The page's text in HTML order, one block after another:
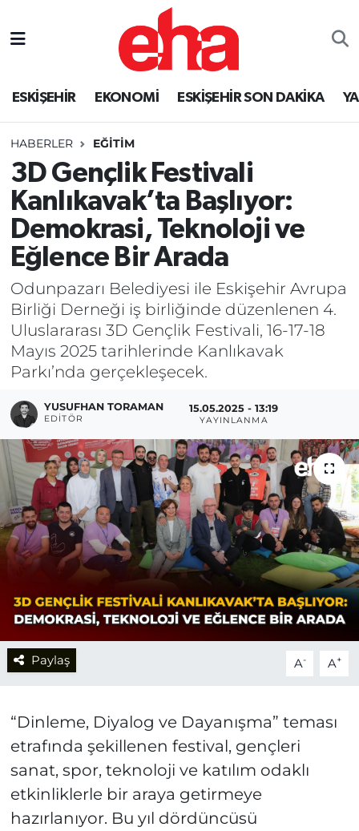
ESKİŞEHİR EKONOMİ ESKİŞEHİR SON DAKİKA
HABERLER EĞİTİM
3D Gençlik Festivali
Kanlıkavak’ta Başlıyor:
Demokrasi, Teknoloji ve
Eğlence Bir Arada
Odunpazarı Belediyesi ile Eskişehir Avrupa
Birliği Derneği iş birliğinde düzenlenen 4.
Uluslararası 3D Gençlik Festivali, 16-17-18
Mayıs 2025 tarihlerinde Kanlıkavak
Parkı’nda gerçekleşecek.
YUSUFHAN TORAMAN
EDITÖR
15.05.2025 - 13:19
YAYINLANMA
Paylaş A- A+
“Dinleme, Diyalog ve Dayanışma” teması
etrafında şekillenen festival, gençleri
sanat, spor, teknoloji ve katılım odaklı
etkinliklerle bir araya getirmeye
hazırlanıyor. Bu yıl dördüncüsü